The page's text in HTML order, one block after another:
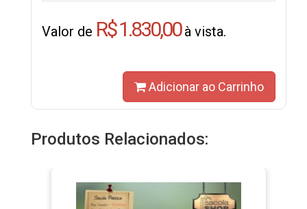
Valor de R$ 1.830,00à vista.
Adicionar ao Carrinho
Produtos Relacionados: